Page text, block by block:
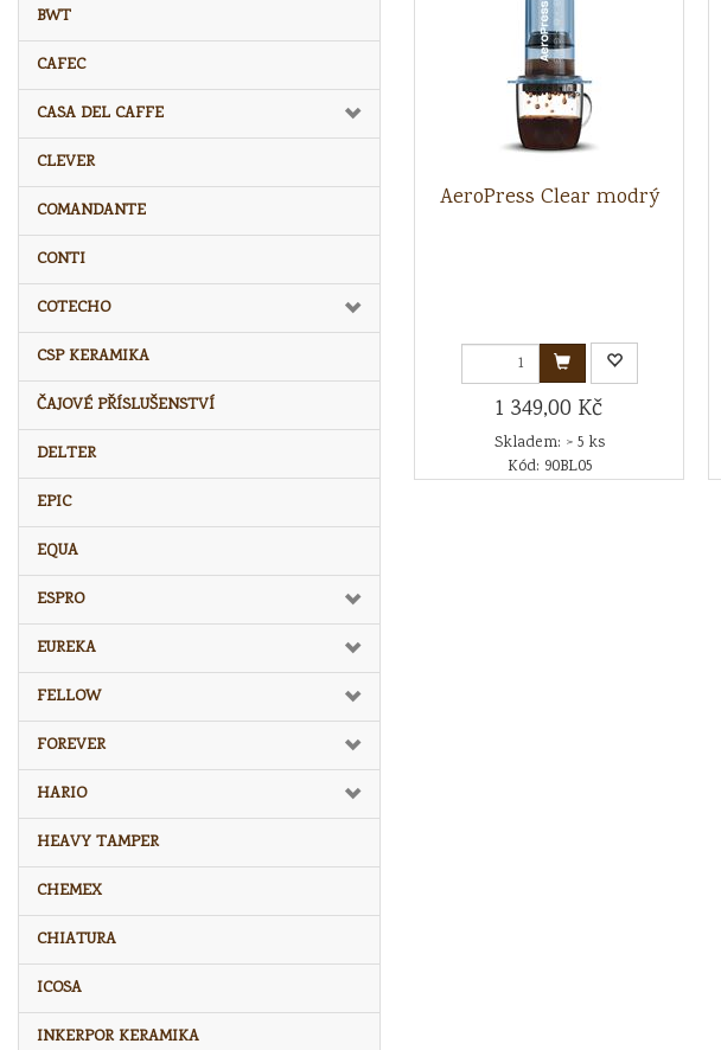
BWT
CAFEC
CASA DEL CAFFE
CLEVER
COMANDANTE
CONTI
COTECHO
CSP KERAMIKA
ČAJOVÉ PŘÍSLUŠENSTVÍ
DELTER
EPIC
EQUA
ESPRO
EUREKA
FELLOW
FOREVER
HARIO
HEAVY TAMPER
CHEMEX
CHIATURA
ICOSA
INKERPOR KERAMIKA
AeroPress Clear modrý
1 349,00 Kč
Skladem: > 5 ks
Kód: 90BL05